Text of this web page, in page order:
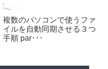
複数のパソコンで使うファ
イルを自動同期させる３つ
手順 par･･･